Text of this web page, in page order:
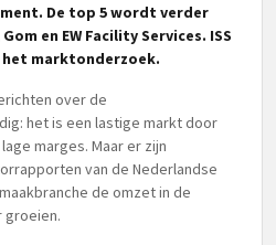
De top 5 wordt verder
en EW Facility Services. ISS
marktonderzoek.
over de
het is een lastige markt door
marges. Maar er zijn
van de Nederlandse
de omzet in de
groeien.